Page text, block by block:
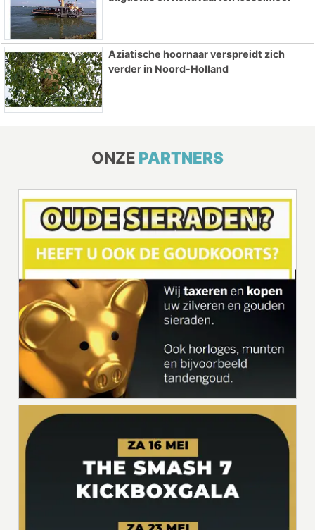
Aziatische hoornaar verspreidt zich
verder in Noord-Holland
ONZE PARTNERS